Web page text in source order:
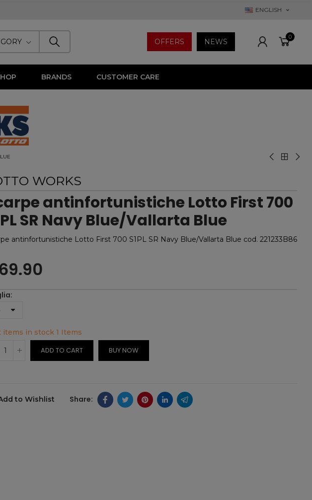
ENGLISH
OFFERS NEWS
0
BRANDS CUSTOMER CARE
WORKS
antinfortunistiche Lotto First 700
SR Navy Blue/Vallarta Blue
antinfortunistiche Lotto First 700 S1PL SR Navy Blue/Vallarta Blue cod. 221233B86
items in stock 1 Items
ADD TO CART BUY NOW
to Wishlist